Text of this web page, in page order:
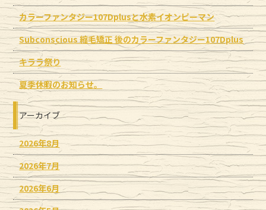
カラーファンタジー107Dplusと水素イオンピーマン
Subconscious 縮毛矯正 後のカラーファンタジー107Dplus
キララ祭り
夏季休暇のお知らせ。
アーカイブ
2026年8月
2026年7月
2026年6月